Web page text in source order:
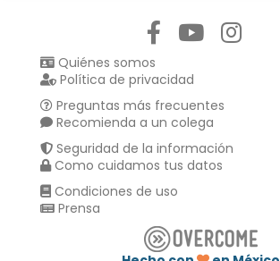
Quiénes somos
Política de privacidad
Preguntas más frecuentes
Recomienda a un colega
Seguridad de la información
Como cuidamos tus datos
Condiciones de uso
Prensa